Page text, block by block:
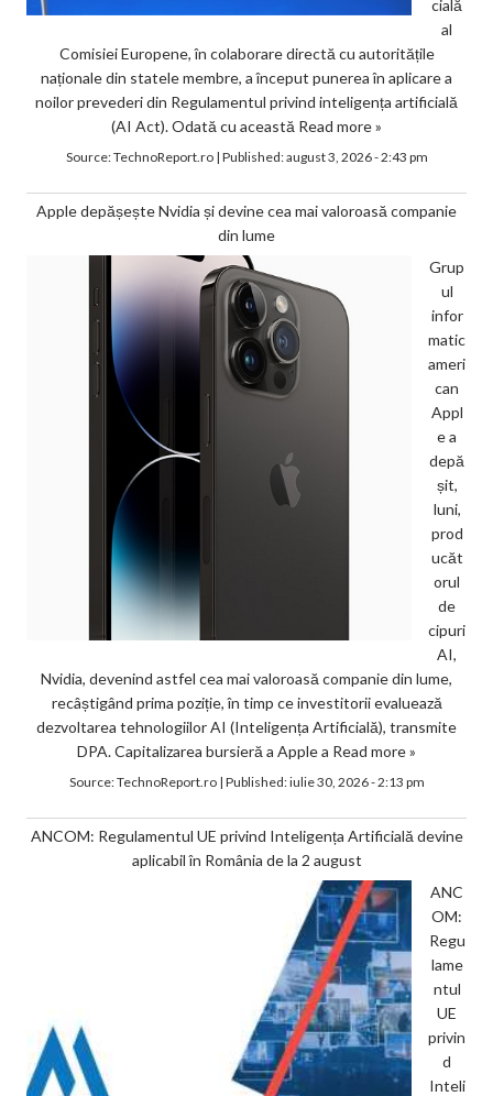
cială
al
Comisiei Europene, în colaborare directă cu autoritățile
naționale din statele membre, a început punerea în aplicare a
noilor prevederi din Regulamentul privind inteligența artificială
(AI Act). Odată cu această Read more »
Source:TechnoReport.ro| Published:august 3, 2026 - 2:43 pm
Apple depășește Nvidia și devine cea mai valoroasă companie
din lume
Grup
ul
infor
matic
ameri
can
Appl
e a
depă
șit,
luni,
prod
ucăt
orul
de
cipuri
AI,
Nvidia, devenind astfel cea mai valoroasă companie din lume,
recâștigând prima poziție, în timp ce investitorii evaluează
dezvoltarea tehnologiilor AI (Inteligența Artificială), transmite
DPA. Capitalizarea bursieră a Apple a Read more »
Source:TechnoReport.ro| Published:iulie 30, 2026 - 2:13 pm
ANCOM: Regulamentul UE privind Inteligența Artificială devine
aplicabil în România de la 2 august
ANC
OM:
Regu
lame
ntul
UE
privin
d
Inteli